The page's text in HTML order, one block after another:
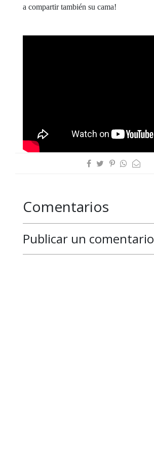
a compartir también su cama!
Comentarios
Publicar un comentario